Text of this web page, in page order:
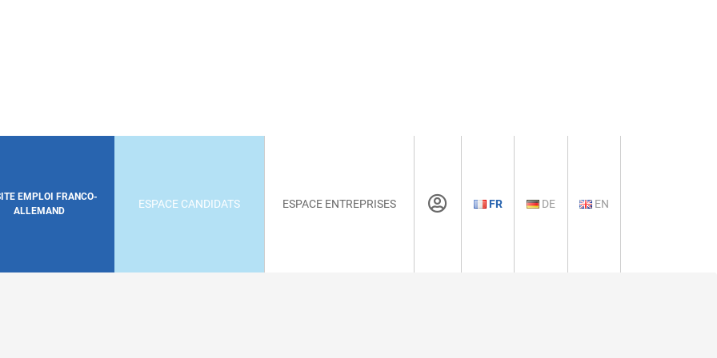
EMPLOI FRANCO-
ALLEMAND
ESPACE CANDIDATS ESPACE ENTREPRISES FR DE EN